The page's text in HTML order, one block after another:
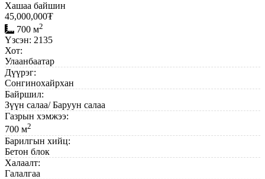
Хашаа байшин
45,000,000₮
700 м2
Үзсэн: 2135
Хот:
Улаанбаатар
Дүүрэг:
Сонгинохайрхан
Байршил:
Зүүн салаа/ Баруун салаа
Газрын хэмжээ:
700 м2
Барилгын хийц:
Бетон блок
Халаалт:
Галалгаа